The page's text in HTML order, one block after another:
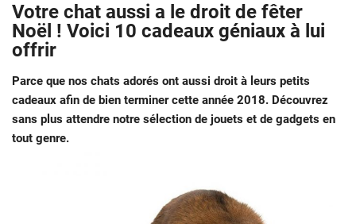
Votre chat aussi a le droit de fêter
Noël ! Voici 10 cadeaux géniaux à lui
offrir
Parce que nos chats adorés ont aussi droit à leurs petits
cadeaux afin de bien terminer cette année 2018. Découvrez
sans plus attendre notre sélection de jouets et de gadgets en
tout genre.